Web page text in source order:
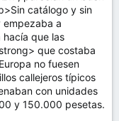
catálogo y sin
empezaba a
que las
que costaba
no fuesen
callejeros típicos
con unidades
y 150.000 pesetas.